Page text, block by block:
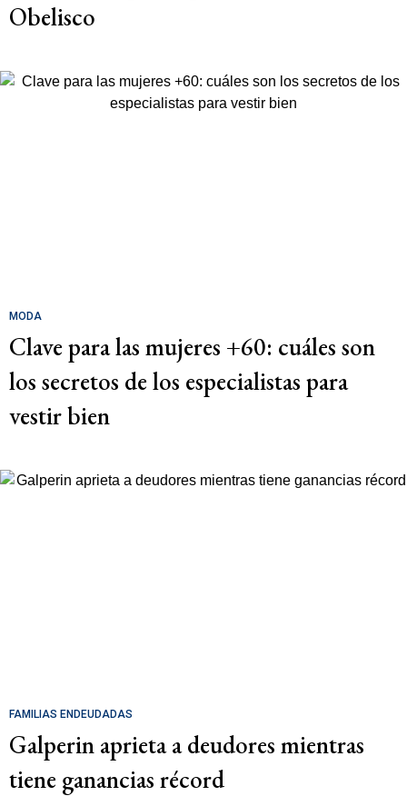
Obelisco
MODA
Clave para las mujeres +60: cuáles son
los secretos de los especialistas para
vestir bien
FAMILIAS ENDEUDADAS
Galperin aprieta a deudores mientras
tiene ganancias récord